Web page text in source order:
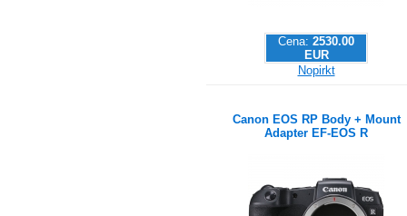
Cena: 2530.00
EUR
Nopirkt
Canon EOS RP Body + Mount
Adapter EF-EOS R